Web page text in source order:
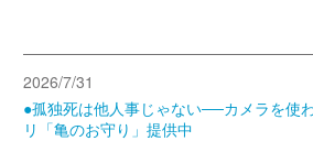
2026/7/31
●孤独死は他人事じゃない──カメラを使
リ「亀のお守り」提供中